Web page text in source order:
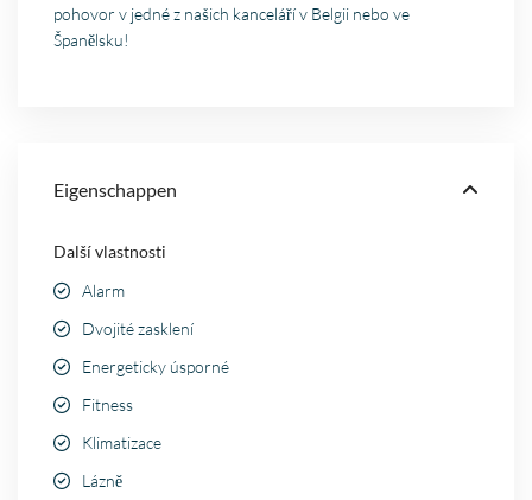
pohovor v jedné z našich kanceláří v Belgii nebo ve
Španělsku!
Eigenschappen
Další vlastnosti
Alarm
Dvojité zasklení
Energeticky úsporné
Fitness
Klimatizace
Lázně